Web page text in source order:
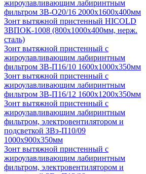
жироулавливающим лабиринтным
фильтром ЗВ-О20/16 2000х1600х400мм
Зонт вытяжной пристенный HICOLD
ЗВПОК-1008 (800х1000х400мм, нерж.
сталь)
Зонт вытяжной пристенный с
жироулавливающим лабиринтным
фильтром ЗВ-П16/10 1600х1000х350мм
Зонт вытяжной пристенный с
жироулавливающим лабиринтным
фильтром ЗВ-П16/12 1600х1200х350мм
Зонт вытяжной пристенный с
жироулавливающим лабиринтным
фильтром, электровентилятором и
подсветкой ЗВэ-П10/09
1000х900х350мм
Зонт вытяжной пристенный с
жироулавливающим лабиринтным
фильтром, электровентилятором и